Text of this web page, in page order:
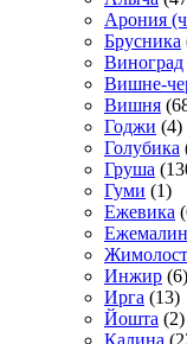
Арония
Брусника
Виноград
Вишне-
Вишня
Годжи (4)
Голубика
Груша
Гуми (1)
Ежевика
Инжир (6)
Ирга (13)
Йошта (2)